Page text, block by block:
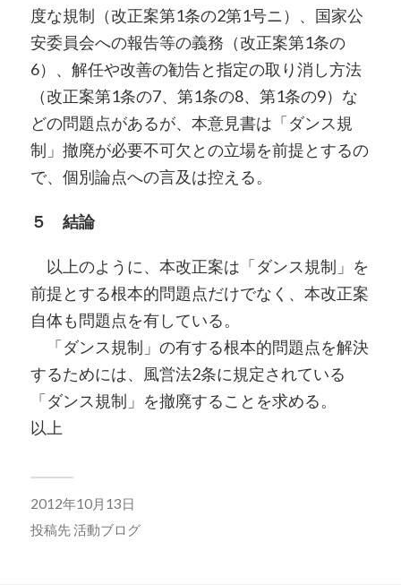
度な規制（改正案第1条の2第1号ニ）、国家公
安委員会への報告等の義務（改正案第1条の
6）、解任や改善の勧告と指定の取り消し方法
（改正案第1条の7、第1条の8、第1条の9）な
どの問題点があるが、本意見書は「ダンス規
制」撤廃が必要不可欠との立場を前提とするの
で、個別論点への言及は控える。
５ 結論
以上のように、本改正案は「ダンス規制」を
前提とする根本的問題点だけでなく、本改正案
自体も問題点を有している。
「ダンス規制」の有する根本的問題点を解決
するためには、風営法2条に規定されている
「ダンス規制」を撤廃することを求める。
以上
2012年10月13日
投稿先活動ブログ